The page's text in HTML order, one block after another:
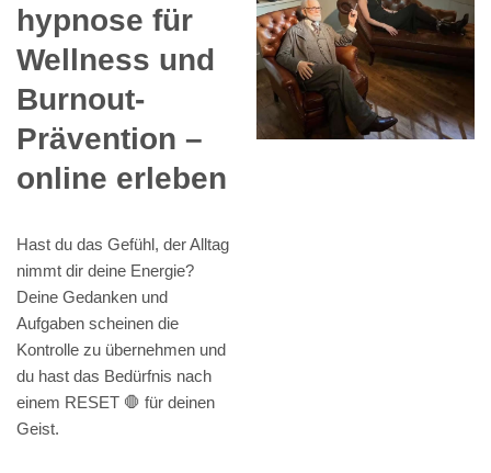
hypnose für
Wellness und
Burnout-
Prävention –
online erleben
Hast du das Gefühl, der Alltag
nimmt dir deine Energie?
Deine Gedanken und
Aufgaben scheinen die
Kontrolle zu übernehmen und
du hast das Bedürfnis nach
einem RESET 🛑 für deinen
Geist.